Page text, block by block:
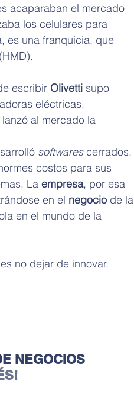
acaparaban el mercado
los celulares para
es una franquicia, que
escribir Olivetti supo
eléctricas,
lanzó al mercado la
softwares cerrados,
costos para sus
La empresa, por esa
en el negocio de la
en el mundo de la
no dejar de innovar.
NEGOCIOS